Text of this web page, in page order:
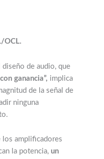
OCL.
de audio, que
ganancia”, implica
de la señal de
ninguna
los amplificadores
la potencia, un